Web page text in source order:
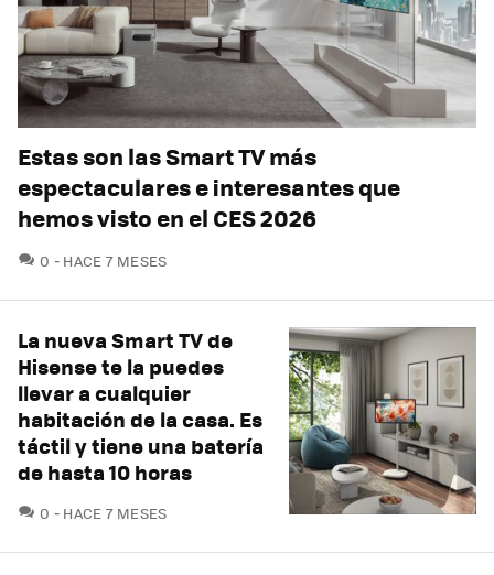
Estas son las Smart TV más
espectaculares e interesantes que
hemos visto en el CES 2026
0 COMENTARIOS
HACE 7 MESES
La nueva Smart TV de
Hisense te la puedes
llevar a cualquier
habitación de la casa. Es
táctil y tiene una batería
de hasta 10 horas
0 COMENTARIOS
HACE 7 MESES